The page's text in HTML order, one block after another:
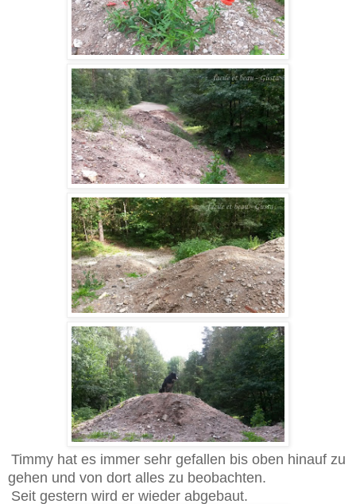
Timmy hat es immer sehr gefallen bis oben hinauf zu
gehen und von dort alles zu beobachten.
Seit gestern wird er wieder abgebaut.